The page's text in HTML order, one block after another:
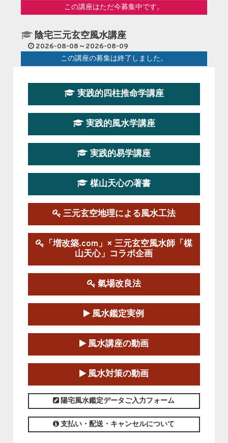
この講座はただ今募集中です。
陰宅三元玄空風水講座
2026-08-08～2026-08-09
この講座の募集は終了しました。
第１９期立命塾『実践的易学講座』
2026-08-22～2026-10-25
第19期立命塾実践的四柱推命学講座
2026-03-20～2026-07-19
第１９期立命塾実践的風水学講座
この講座の募集は終了しました。
陰宅三元玄空風水講座
2025-06-07～2025-06-08
この講座の募集は終了しました。
第１８期立命塾『実践的易学講座』
2025-06-21～2025-08-24
この講座の募集は終了しました。
第１８期立命塾「実践的四柱立命学（四
柱推命学）講座」
2025-01-11～2025-05-11
この講座の募集は終了しました。
実践的四柱推命学講座
実践的風水学講座
実践的易学講座
楳山天心の著書
三元玄空地理による風水工法
「増改築.com」× 三元玄空風水師「楳
山天心」コラボ企画
氣場改良法
風水鑑定実例
風水講座の動画
風水対策の動画
陽宅風水鑑定データご入力フォーム
支払い・配送・キャンセルについて